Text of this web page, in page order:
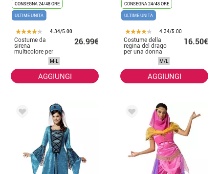
CONSEGNA 24/48 ORE
ULTIME UNITÀ
4.34/5.00
Costume da
sirena
multicolore per
26.99€
M-L
AGGIUNGI
CONSEGNA 24/48 ORE
ULTIME UNITÀ
4.34/5.00
Costume della
regina del drago
per una donna
16.50€
M/L
AGGIUNGI